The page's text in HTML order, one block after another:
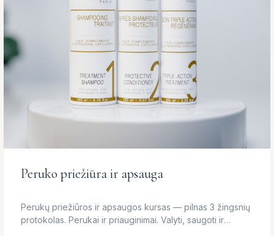
Peruko priežiūra ir apsauga
Perukų priežiūros ir apsaugos kursas — pilnas 3 žingsnių
protokolas. Perukai ir priauginimai. Valyti, saugoti ir